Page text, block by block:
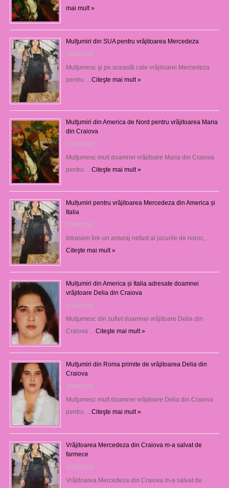
mai mult »
Mulţumiri din SUA pentru vrăjitoarea Mercedeza
08/08/2026
Mulţumesc şi pe această cale vrăjitoarei Mercedeza
pentru … Citeşte mai mult »
Mulţumiri din America de Nord pentru vrăjitoarea Maria
din Craiova
07/08/2026
Mulţumesc mult doamnei vrăjitoare Maria din Craiova
pentru … Citeşte mai mult »
Mulțumiri pentru vrăjitoarea Mercedeza din America și
Italia
07/08/2026
Intrasem într-un anturaj nefast al jocurile de noroc, …
Citeşte mai mult »
Mulțumiri din America și Italia adresate doamnei
vrăjitoare Delia din Craiova
07/08/2026
Mulţumesc din suflet doamnei vrăjitoare Delia din
Craiova … Citeşte mai mult »
Mulţumiri din Roma primite de vrăjitoarea Delia din
Craiova
06/08/2026
Mulţumesc mult doamnei vrăjitoare Delia din Craiova
pentru … Citeşte mai mult »
Vrăjitoarea Mercedeza din Craiova m-a salvat de
farmece
06/08/2026
Vrăjitoarea Mercedeza din Craiova m-a salvat de